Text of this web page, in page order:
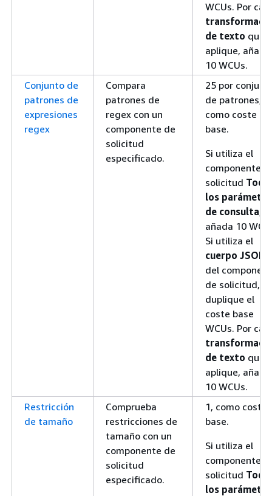
WCUs. Por
de texto que
aplique, añada
10 WCUs.
Conjunto de
patrones de
expresiones
regex
Compara
patrones de
regex con un
componente de
solicitud
especificado.
25 por
de patrones,
como coste
base.
Si utiliza el
componente
solicitud
los
de consulta
añada 10
Si utiliza el
cuerpo JSON
del
de solicitud,
duplique el
coste base
WCUs. Por
de texto que
aplique, añada
10 WCUs.
Restricción
de tamaño
Comprueba
restricciones de
tamaño con un
componente de
solicitud
especificado.
1, como coste
base.
Si utiliza el
componente
solicitud
los